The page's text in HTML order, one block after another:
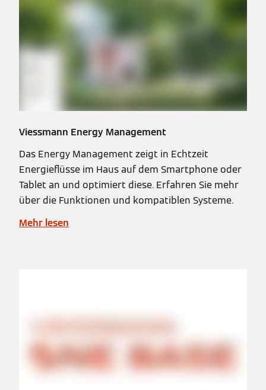
Viessmann Energy Management
Das Energy Management zeigt in Echtzeit
Energieflüsse im Haus auf dem Smartphone oder
Tablet an und optimiert diese. Erfahren Sie mehr
über die Funktionen und kompatiblen Systeme.
Mehr lesen